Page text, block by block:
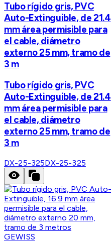
Tubo rígido gris, PVC
Auto-Extinguible, de 21.4
mm área permisible para
el cable, diámetro
externo 25 mm, tramo de
3 m
Tubo rígido gris, PVC
Auto-Extinguible, de 21.4
mm área permisible para
el cable, diámetro
externo 25 mm, tramo de
3 m
DX-25-325DX-25-325
GEWISS